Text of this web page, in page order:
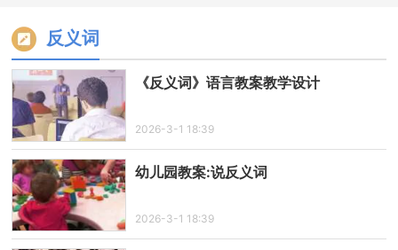
反义词
《反义词》语言教案教学设计
2026-3-1 18:39
幼儿园教案:说反义词
2026-3-1 18:39